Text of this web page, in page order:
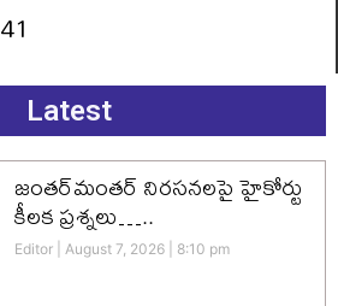
41
Latest
జంతర్‌మంతర్ నిరసనలపై హైకోర్టు
కీలక ప్రశ్నలు…..
Editor August 7, 2026 8:10 pm